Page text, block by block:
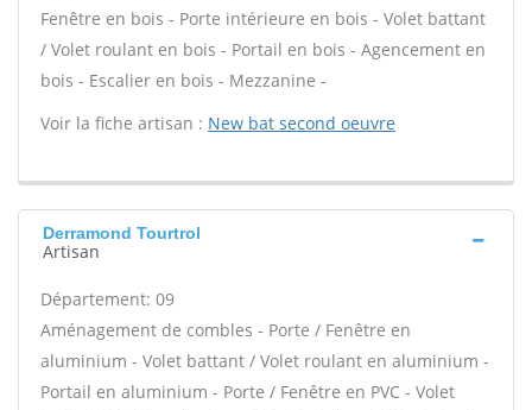
Fenêtre en bois - Porte intérieure en bois - Volet battant
/ Volet roulant en bois - Portail en bois - Agencement en
bois - Escalier en bois - Mezzanine -
Voir la fiche artisan : New bat second oeuvre
Derramond Tourtrol
Artisan
Département: 09
Aménagement de combles - Porte / Fenêtre en
aluminium - Volet battant / Volet roulant en aluminium -
Portail en aluminium - Porte / Fenêtre en PVC - Volet